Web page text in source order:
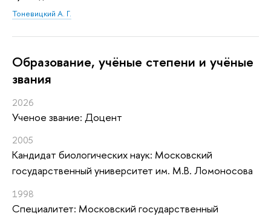
Тоневицкий А. Г.
Oбразование, учёные степени и учёные
звания
2026
Ученое звание: Доцент
2005
Кандидат биологических наук: Московский
государственный университет им. М.В. Ломоносова
1998
Специалитет: Московский государственный